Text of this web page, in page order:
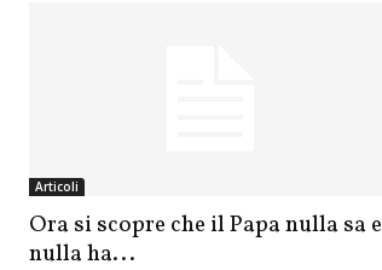
Articoli
Ora si scopre che il Papa nulla sa e
nulla ha...